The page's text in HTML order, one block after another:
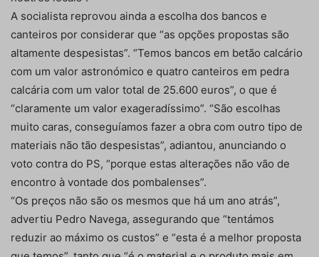
A socialista reprovou ainda a escolha dos bancos e
canteiros por considerar que “as opções propostas são
altamente despesistas”. “Temos bancos em betão calcário
com um valor astronómico e quatro canteiros em pedra
calcária com um valor total de 25.600 euros”, o que é
“claramente um valor exageradíssimo”. “São escolhas
muito caras, conseguíamos fazer a obra com outro tipo de
materiais não tão despesistas”, adiantou, anunciando o
voto contra do PS, “porque estas alterações não vão de
encontro à vontade dos pombalenses”.
“Os preços não são os mesmos que há um ano atrás”,
advertiu Pedro Navega, assegurando que “tentámos
reduzir ao máximo os custos” e “esta é a melhor proposta